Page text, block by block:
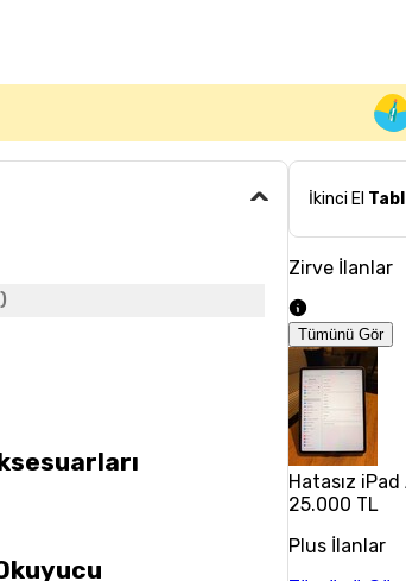
)
İkinci El
Zirve İlanlar
Tümünü Gör
Hatasız
25.000 TL
Plus İlanlar